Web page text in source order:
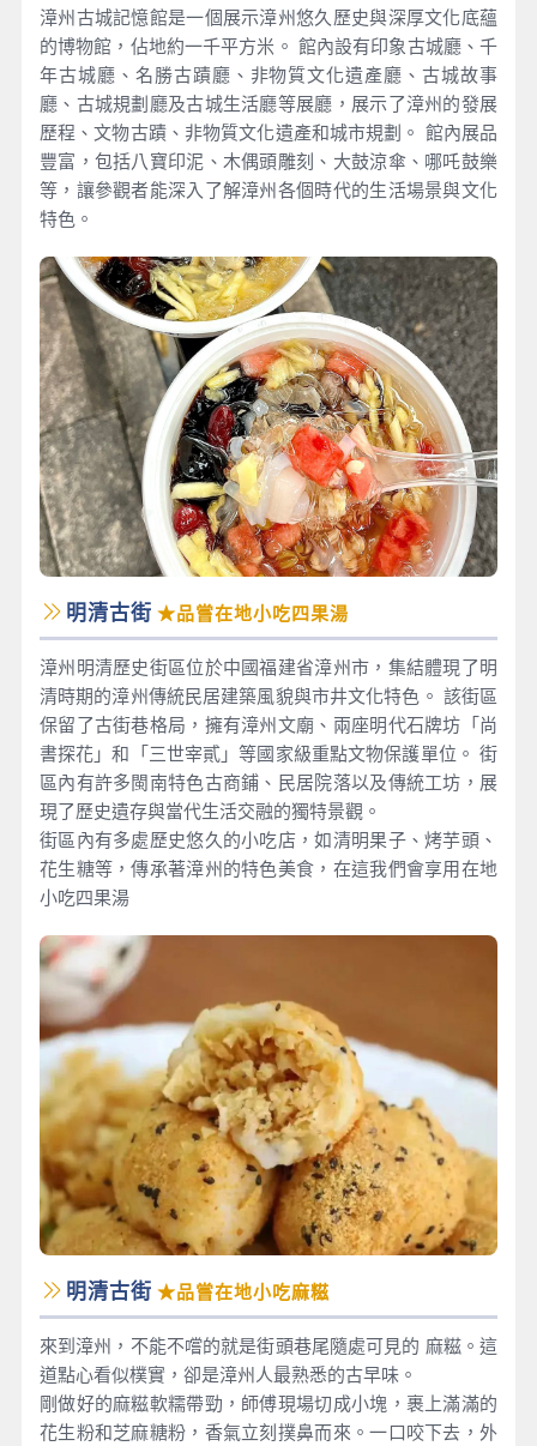
漳州古城記憶館是一個展示漳州悠久歷史與深厚文化底蘊
的博物館，佔地約一千平方米。 館內設有印象古城廳、千
年古城廳、名勝古蹟廳、非物質文化遺產廳、古城故事
廳、古城規劃廳及古城生活廳等展廳，展示了漳州的發展
歷程、文物古蹟、非物質文化遺產和城市規劃。 館內展品
豐富，包括八寶印泥、木偶頭雕刻、大鼓涼傘、哪吒鼓樂
等，讓參觀者能深入了解漳州各個時代的生活場景與文化
特色。
明清古街 ★品嘗在地小吃四果湯
漳州明清歷史街區位於中國福建省漳州市，集結體現了明
清時期的漳州傳統民居建築風貌與市井文化特色。 該街區
保留了古街巷格局，擁有漳州文廟、兩座明代石牌坊「尚
書探花」和「三世宰貳」等國家級重點文物保護單位。 街
區內有許多閩南特色古商鋪、民居院落以及傳統工坊，展
現了歷史遺存與當代生活交融的獨特景觀。
街區內有多處歷史悠久的小吃店，如清明果子、烤芋頭、
花生糖等，傳承著漳州的特色美食，在這我們會享用在地
小吃四果湯
明清古街 ★品嘗在地小吃麻糍
來到漳州，不能不嚐的就是街頭巷尾隨處可見的 麻糍。這
道點心看似樸實，卻是漳州人最熟悉的古早味。
剛做好的麻糍軟糯帶勁，師傅現場切成小塊，裹上滿滿的
花生粉和芝麻糖粉，香氣立刻撲鼻而來。一口咬下去，外